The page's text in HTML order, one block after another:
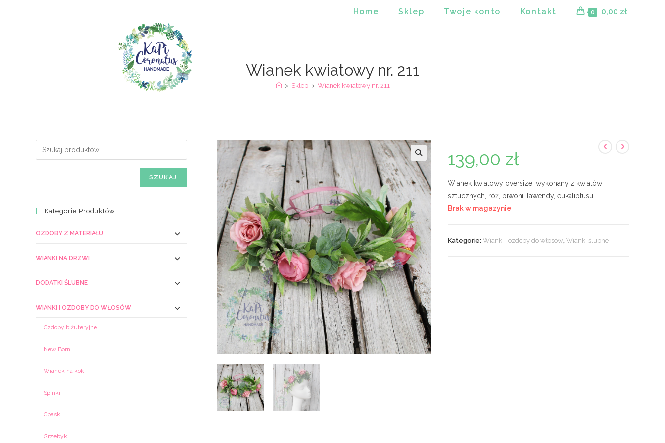
Home Sklep Twoje konto Kontakt 0 0,00 zł
Wianek kwiatowy nr. 211
> Sklep > Wianek kwiatowy nr. 211
139,00 zł
Wianek kwiatowy oversize, wykonany z kwiatów
sztucznych, róż, piwoni, lawendy, eukaliptusu.
Brak w magazynie
Kategorie:Wianki i ozdoby do włosów,Wianki ślubne
SZUKAJ
Kategorie Produktów
OZDOBY Z MATERIAŁU
WIANKI NA DRZWI
DODATKI ŚLUBNE
WIANKI I OZDOBY DO WŁOSÓW
Ozdoby biżuteryjne
New Born
Wianek na kok
Spinki
Opaski
Grzebyki